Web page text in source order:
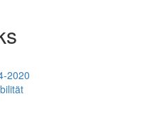
2020